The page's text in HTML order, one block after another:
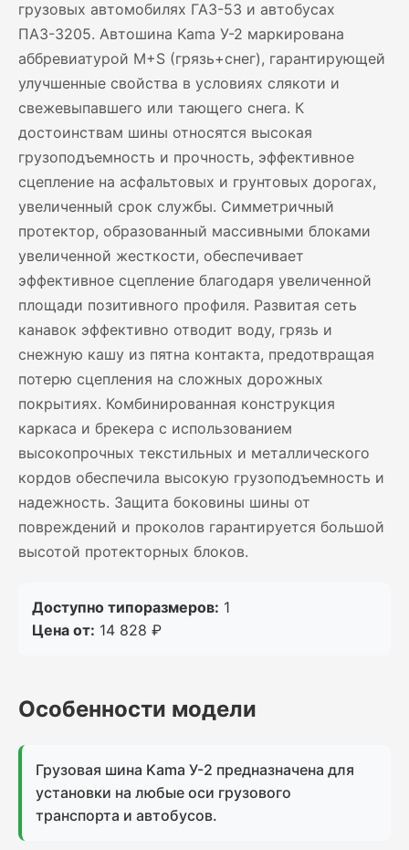
грузовых автомобилях ГАЗ-53 и автобусах
ПАЗ-3205. Автошина Kama У-2 маркирована
аббревиатурой M+S (грязь+снег), гарантирующей
улучшенные свойства в условиях слякоти и
свежевыпавшего или тающего снега. К
достоинствам шины относятся высокая
грузоподъемность и прочность, эффективное
сцепление на асфальтовых и грунтовых дорогах,
увеличенный срок службы. Симметричный
протектор, образованный массивными блоками
увеличенной жесткости, обеспечивает
эффективное сцепление благодаря увеличенной
площади позитивного профиля. Развитая сеть
канавок эффективно отводит воду, грязь и
снежную кашу из пятна контакта, предотвращая
потерю сцепления на сложных дорожных
покрытиях. Комбинированная конструкция
каркаса и брекера с использованием
высокопрочных текстильных и металлического
кордов обеспечила высокую грузоподъемность и
надежность. Защита боковины шины от
повреждений и проколов гарантируется большой
высотой протекторных блоков.
Доступно типоразмеров: 1
Цена от: 14 828 ₽
Особенности модели
Грузовая шина Kama У-2 предназначена для
установки на любые оси грузового
транспорта и автобусов.